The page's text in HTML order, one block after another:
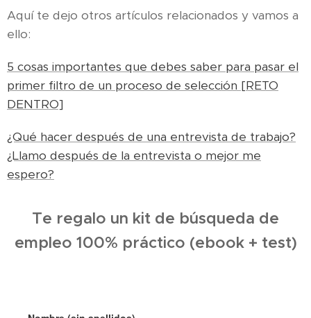
Aquí te dejo otros artículos relacionados y vamos a
ello:
5 cosas importantes que debes saber para pasar el
primer filtro de un proceso de selección [RETO
DENTRO]
¿Qué hacer después de una entrevista de trabajo?
¿Llamo después de la entrevista o mejor me
espero?
Te regalo un kit de búsqueda de
empleo 100% práctico (ebook + test)